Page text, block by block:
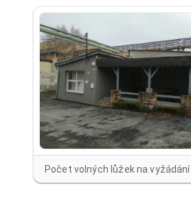
Počet volných lůžek na vyžádání